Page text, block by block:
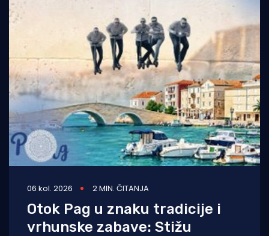
06 kol. 2026 2 MIN. ČITANJA
Otok Pag u znaku tradicije i
vrhunske zabave: Stižu